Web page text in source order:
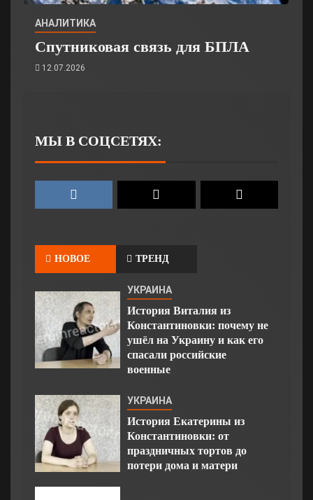
АНАЛИТИКА
Спутниковая связь для БПЛА
12.07.2026
МЫ В СОЦСЕТЯХ:
НОВОЕ ТРЕНД
УКРАИНА
История Виталия из
Константиновки: почему не
ушёл на Украину и как его
спасали российские
военные
УКРАИНА
История Екатерины из
Константиновки: от
праздничных тортов до
потери дома и матери